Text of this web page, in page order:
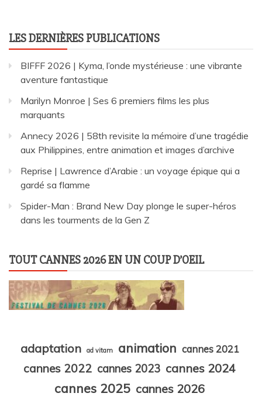
LES DERNIÈRES PUBLICATIONS
BIFFF 2026 | Kyma, l’onde mystérieuse : une vibrante
aventure fantastique
Marilyn Monroe | Ses 6 premiers films les plus
marquants
Annecy 2026 | 58th revisite la mémoire d’une tragédie
aux Philippines, entre animation et images d’archive
Reprise | Lawrence d’Arabie : un voyage épique qui a
gardé sa flamme
Spider-Man : Brand New Day plonge le super-héros
dans les tourments de la Gen Z
TOUT CANNES 2026 EN UN COUP D’OEIL
adaptation ad vitam animation cannes 2021
cannes 2022 cannes 2023 cannes 2024
cannes 2025 cannes 2026